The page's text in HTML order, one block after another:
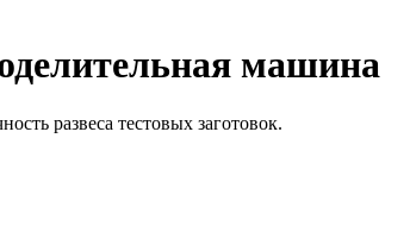
машина
развеса тестовых заготовок.